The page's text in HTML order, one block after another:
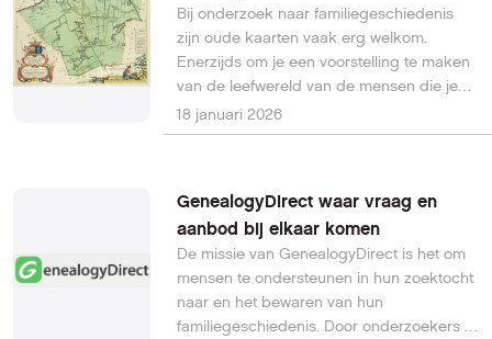
Bij onderzoek naar familiegeschiedenis
zijn oude kaarten vaak erg welkom.
Enerzijds om je een voorstelling te maken
van de leefwereld van de mensen die je
bestudeert en vertrouwd te raken met
geografische werkelijkheid van weleer en
geëigend illustratiemateriaal.
18 januari 2026
GenealogyDirect waar vraag en
aanbod bij elkaar komen
De missie van GenealogyDirect is het om
mensen te ondersteunen in hun zoektocht
naar en het bewaren van hun
familiegeschiedenis. Door onderzoekers te